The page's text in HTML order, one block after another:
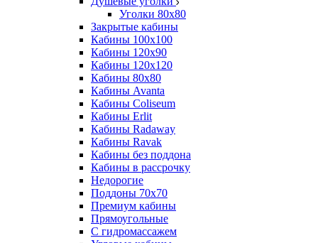
Уголки 80х80
Закрытые кабины
Кабины 100x100
Кабины 120x90
Кабины 120х120
Кабины 80х80
Кабины Avanta
Кабины Coliseum
Кабины Erlit
Кабины Radaway
Кабины Ravak
Кабины без поддона
Кабины в рассрочку
Недорогие
Поддоны 70x70
Премиум кабины
Прямоугольные
С гидромассажем